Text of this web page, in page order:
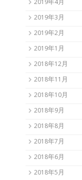
2019年4月
2019年3月
2019年2月
2019年1月
2018年12月
2018年11月
2018年10月
2018年9月
2018年8月
2018年7月
2018年6月
2018年5月